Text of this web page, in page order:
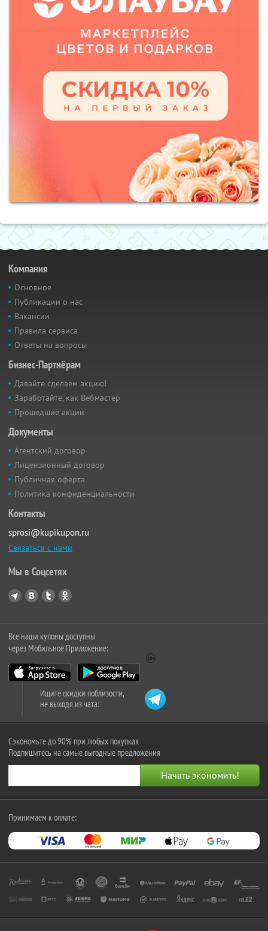
Компания
Основное
Публикации о нас
Вакансии
Правила сервиса
Ответы на вопросы
Бизнес-Партнёрам
Давайте сделаем акцию!
Заработайте, как Вебмастер
Прошедшие акции
Документы
Агентский договор
Лицензионный договор
Публичная оферта
Политика конфиденциальности
Контакты
sprosi@kupikupon.ru
Связаться с нами
Мы в Соцсетях
Все наши купоны доступны
через Мобильное Приложение:
Ищите скидки поблизости,
не выходя из чата:
Сэкономьте до 90% при любых покупках
Подпишитесь на самые выгодные предложения
Принимаем к оплате: